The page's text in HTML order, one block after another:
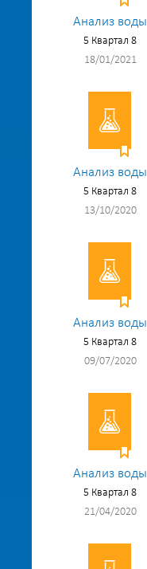
Анализ воды
5 Квартал 8
18/01/2021
Анализ воды
5 Квартал 8
13/10/2020
Анализ воды
5 Квартал 8
09/07/2020
Анализ воды
5 Квартал 8
21/04/2020